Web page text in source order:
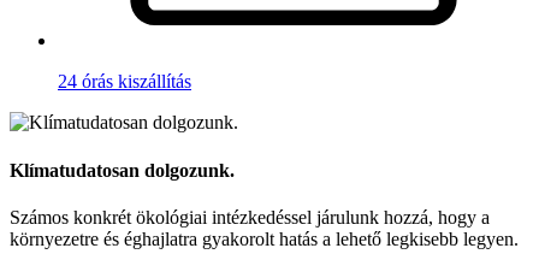
24 órás kiszállítás
Klímatudatosan dolgozunk.
Számos konkrét ökológiai intézkedéssel járulunk hozzá, hogy a
környezetre és éghajlatra gyakorolt hatás a lehető legkisebb legyen.